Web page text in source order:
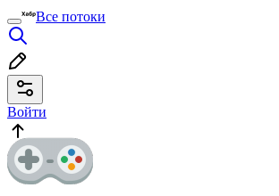
Все потоки
Войти